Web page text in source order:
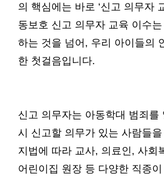
의 핵심에는 바로 ‘신고 의무자
동보호 신고 의무자 교육 이수
하는 것을 넘어, 우리 아이들의
한 첫걸음입니다.
신고 의무자는 아동학대 범죄를
시 신고할 의무가 있는 사람들
지법에 따라 교사, 의료인, 사회
어린이집 원장 등 다양한 직종